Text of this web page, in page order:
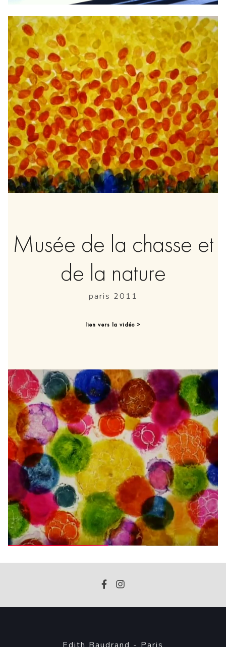
Musée de la chasse et
de la nature
paris 2011
lien vers la vidéo >
Edith Baudrand - Paris